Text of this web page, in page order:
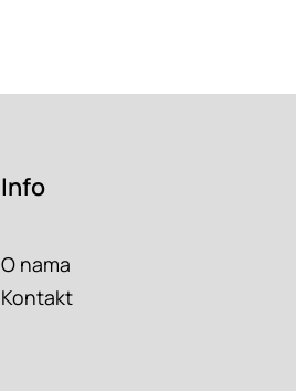
Info
O nama
Kontakt